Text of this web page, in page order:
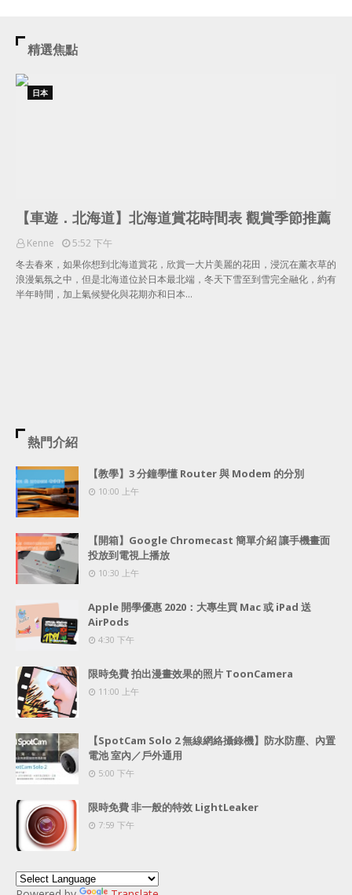
精選焦點
日本
【車遊．北海道】北海道賞花時間表 觀賞季節推薦
Kenne
5:52 下午
冬去春來，如果你想到北海道賞花，欣賞一大片美麗的花田，浸沉在薰衣草的
浪漫氣氛之中，但是北海道位於日本最北端，冬天下雪至到雪完全融化，約有
半年時間，加上氣候變化與花期亦和日本…
熱門介紹
【教學】3 分鐘學懂 Router 與 Modem 的分別
10:00 上午
【開箱】Google Chromecast 簡單介紹 讓手機畫面
投放到電視上播放
10:30 上午
Apple 開學優惠 2020：大專生買 Mac 或 iPad 送
AirPods
4:30 下午
限時免費 拍出漫畫效果的照片 ToonCamera
11:00 上午
【SpotCam Solo 2 無線網絡攝錄機】防水防塵、內置
電池 室內／戶外通用
5:00 下午
限時免費 非一般的特效 LightLeaker
7:59 下午